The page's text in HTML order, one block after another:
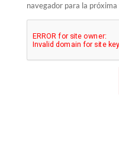
navegador para la